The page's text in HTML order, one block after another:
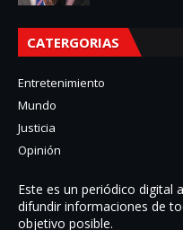
CATERGORIAS
Entretenimiento
Mundo
Justicia
Opinión
Este es un periódico digital
difundir informaciones de
objetivo posible.